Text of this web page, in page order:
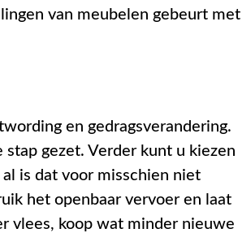
van meubelen gebeurt met
en gedragsverandering.
gezet. Verder kunt u kiezen
is dat voor misschien niet
het openbaar vervoer en laat
vlees, koop wat minder nieuwe